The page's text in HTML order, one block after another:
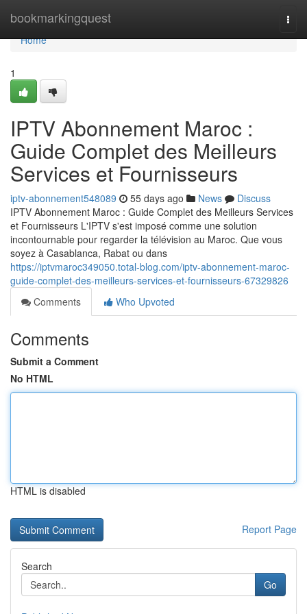
bookmarkingquest
Home
Home
1
IPTV Abonnement Maroc :
Guide Complet des Meilleurs
Services et Fournisseurs
iptv-abonnement548089 55 days ago News
Discuss
IPTV Abonnement Maroc : Guide Complet des Meilleurs Services
et Fournisseurs L'IPTV s'est imposé comme une solution
incontournable pour regarder la télévision au Maroc. Que vous
soyez à Casablanca, Rabat ou dans
https://iptvmaroc349050.total-blog.com/iptv-abonnement-maroc-
guide-complet-des-meilleurs-services-et-fournisseurs-67329826
Comments
Who Upvoted
Comments
Submit a Comment
No HTML
HTML is disabled
Report Page
Search
Go